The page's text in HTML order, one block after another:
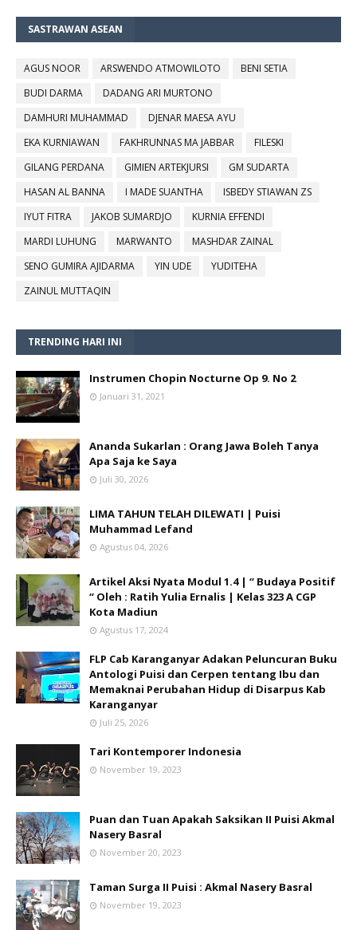
SASTRAWAN ASEAN
AGUS NOOR ARSWENDO ATMOWILOTO
BENI SETIA
BUDI DARMA
DADANG ARI MURTONO
DAMHURI MUHAMMAD
DJENAR MAESA AYU
EKA KURNIAWAN
FAKHRUNNAS MA JABBAR
FILESKI
GILANG PERDANA
GIMIEN ARTEKJURSI
GM SUDARTA
HASAN AL BANNA
I MADE SUANTHA
ISBEDY STIAWAN ZS
IYUT FITRA
JAKOB SUMARDJO
KURNIA EFFENDI
MARDI LUHUNG
MARWANTO
MASHDAR ZAINAL
SENO GUMIRA AJIDARMA
YIN UDE
YUDITEHA
ZAINUL MUTTAQIN
TRENDING HARI INI
Instrumen Chopin Nocturne Op 9. No 2
Januari 31, 2021
Ananda Sukarlan : Orang Jawa Boleh Tanya
Apa Saja ke Saya
Juli 30, 2026
LIMA TAHUN TELAH DILEWATI | Puisi
Muhammad Lefand
Agustus 04, 2026
Artikel Aksi Nyata Modul 1.4 | “ Budaya Positif
“ Oleh : Ratih Yulia Ernalis | Kelas 323 A CGP
Kota Madiun
Agustus 17, 2024
FLP Cab Karanganyar Adakan Peluncuran Buku
Antologi Puisi dan Cerpen tentang Ibu dan
Memaknai Perubahan Hidup di Disarpus Kab
Karanganyar
Juli 25, 2026
Tari Kontemporer Indonesia
November 19, 2023
Puan dan Tuan Apakah Saksikan II Puisi Akmal
Nasery Basral
November 20, 2023
Taman Surga II Puisi : Akmal Nasery Basral
November 19, 2023